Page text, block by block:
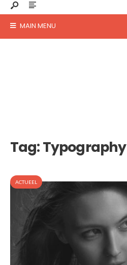
MAIN MENU
Tag:Typography
ACTUEEL